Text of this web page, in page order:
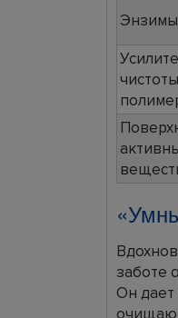
Энзимы
заботе
Он дает